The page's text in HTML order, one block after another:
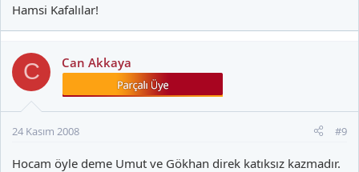
Hamsi Kafalılar!
C Can Akkaya
24 Kasım 2008 #9
Hocam öyle deme Umut ve Gökhan direk katıksız kazmadır.